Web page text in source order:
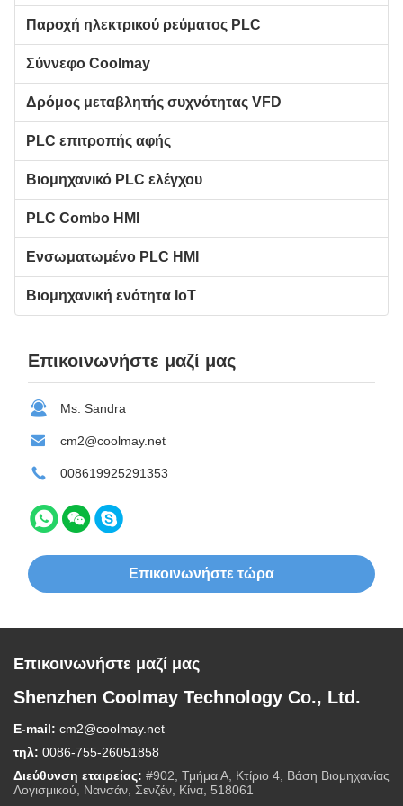
Παροχή ηλεκτρικού ρεύματος PLC
Σύννεφο Coolmay
Δρόμος μεταβλητής συχνότητας VFD
PLC επιτροπής αφής
Βιομηχανικό PLC ελέγχου
PLC Combo HMI
Ενσωματωμένο PLC HMI
Βιομηχανική ενότητα IoT
Επικοινωνήστε μαζί μας
Ms. Sandra
cm2@coolmay.net
008619925291353
Επικοινωνήστε τώρα
Επικοινωνήστε μαζί μας
Shenzhen Coolmay Technology Co., Ltd.
E-mail: cm2@coolmay.net
τηλ: 0086-755-26051858
Διεύθυνση εταιρείας: #902, Τμήμα Α, Κτίριο 4, Βάση Βιομηχανίας
Λογισμικού, Νανσάν, Σενζέν, Κίνα, 518061